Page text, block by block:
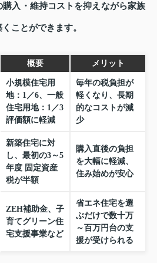
入・維持コストを抑えながら家族
ことができます。
概要 メリット
小規模住宅用
地：1／6、一般
住宅用地：1／3
評価額に軽減
毎年の税負担が
軽くなり、長期
的なコストが減
少
新築住宅に対
し、最初の3～5
年度 固定資産
税が半額
購入直後の負担
を大幅に軽減、
住み始めが安心
ZEH補助金、子
育てグリーン住
宅支援事業など
省エネ住宅を選
ぶだけで数十万
～百万円台の支
援が受けられる